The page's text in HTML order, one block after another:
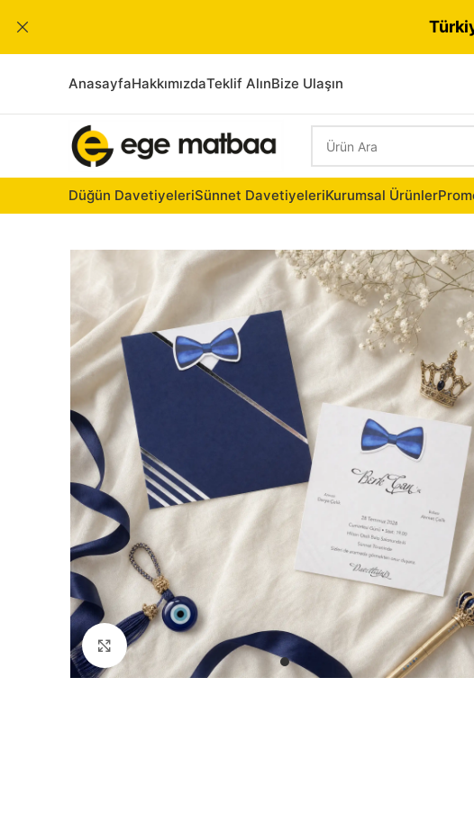
AnasayfaHakkımızdaTeklif AlınBize Ulaşın
Düğün DavetiyeleriSünnet DavetiyeleriKurumsal Ürünler
Büyütmek için tıklayın